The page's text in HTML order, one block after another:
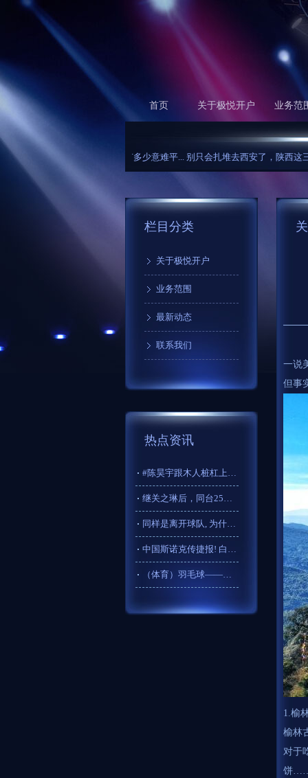
首页 关于极悦开户 业务范
德华有多少意难平... 别只会扎堆去西安了，陕西这三座小城才是适合夏日
栏目分类
关于极悦开户
业务范围
最新动态
联系我们
热点资讯
#陈昊宇跟木人桩杠上了##忙忙碌碌寻宝藏#昊宇的寻宝之旅充满
继关之琳后，同台25年赖文慧退居幕后，才知道刘德华有多少意难
同样是离开球队, 为什么辽粤球迷对郭艾伦和赵睿的反应天差地别
中国斯诺克传捷报! 白雨露破荒, 横扫埃文斯夺冠, 全程14
（体育）羽毛球——韩国公开赛：中国组合郭新娃/李茜获得亚军
一说
但事
1.榆
榆林
对于
饼……